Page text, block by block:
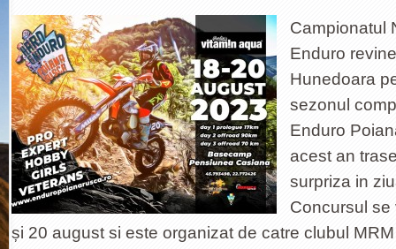
Campionatul
Enduro
Hunedoara
sezonul
Enduro
acest an
surpriza in
Concursul se
și 20 august si este organizat de catre clubul